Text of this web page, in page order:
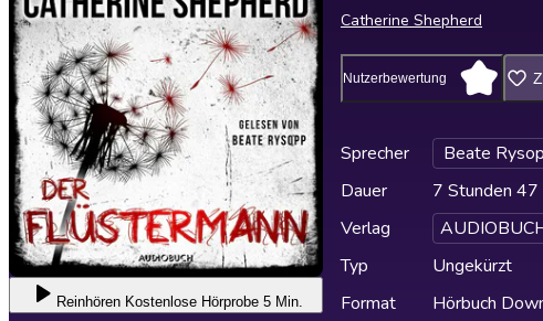
Reinhören Kostenlose Hörprobe 5 Min.
Catherine Shepherd
Nutzerbewertung
Sprecher
Beate
Dauer
7 Stunden 47
Verlag
Typ
Ungekürzt
Format
Hörbuch